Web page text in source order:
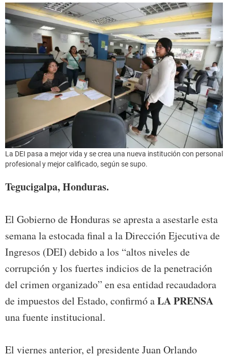
La DEI pasa a mejor vida y se crea una nueva institución con personal
profesional y mejor calificado, según se supo.
Tegucigalpa, Honduras.
El Gobierno de Honduras se apresta a asestarle esta
semana la estocada final a la Dirección Ejecutiva de
Ingresos (DEI) debido a los “altos niveles de
corrupción y los fuertes indicios de la penetración
del crimen organizado” en esa entidad recaudadora
de impuestos del Estado, confirmó aLA PRENSA
una fuente institucional.
El viernes anterior, el presidente Juan Orlando